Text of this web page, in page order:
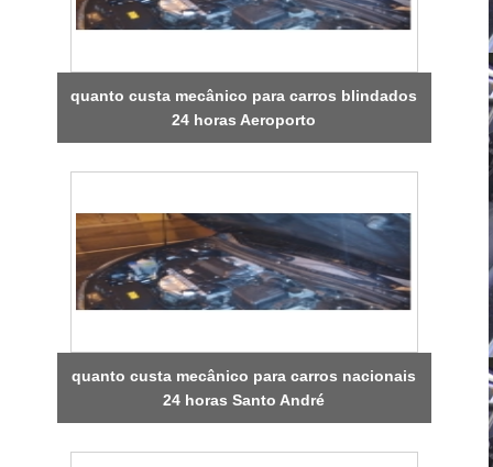
quanto custa mecânico para carros blindados
24 horas Aeroporto
quanto custa mecânico para carros nacionais
24 horas Santo André